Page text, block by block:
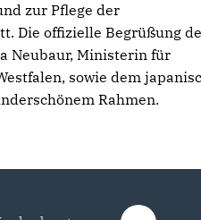
zur Pflege der
Die offizielle Begrüßung
Neubaur, Ministerin für
sowie dem
Rahmen.